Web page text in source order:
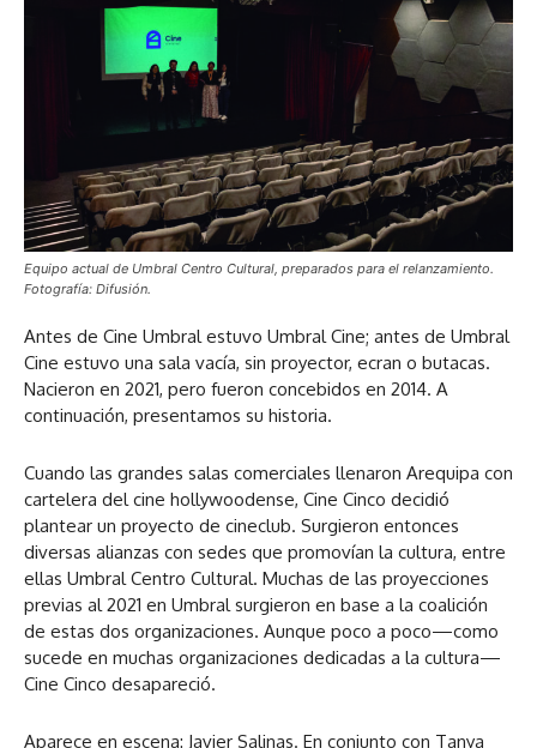
Equipo actual de Umbral Centro Cultural, preparados para el relanzamiento.
Fotografía: Difusión.
Antes de Cine Umbral estuvo Umbral Cine; antes de Umbral
Cine estuvo una sala vacía, sin proyector, ecran o butacas.
Nacieron en 2021, pero fueron concebidos en 2014. A
continuación, presentamos su historia.
Cuando las grandes salas comerciales llenaron Arequipa con
cartelera del cine hollywoodense, Cine Cinco decidió
plantear un proyecto de cineclub. Surgieron entonces
diversas alianzas con sedes que promovían la cultura, entre
ellas Umbral Centro Cultural. Muchas de las proyecciones
previas al 2021 en Umbral surgieron en base a la coalición
de estas dos organizaciones. Aunque poco a poco—como
sucede en muchas organizaciones dedicadas a la cultura—
Cine Cinco desapareció.
Aparece en escena: Javier Salinas. En conjunto con Tanya